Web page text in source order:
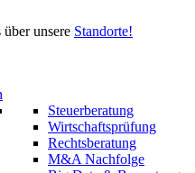
über unsere Standorte!
Steuerberatung
Wirtschaftsprüfung
Rechtsberatung
M&A Nachfolge